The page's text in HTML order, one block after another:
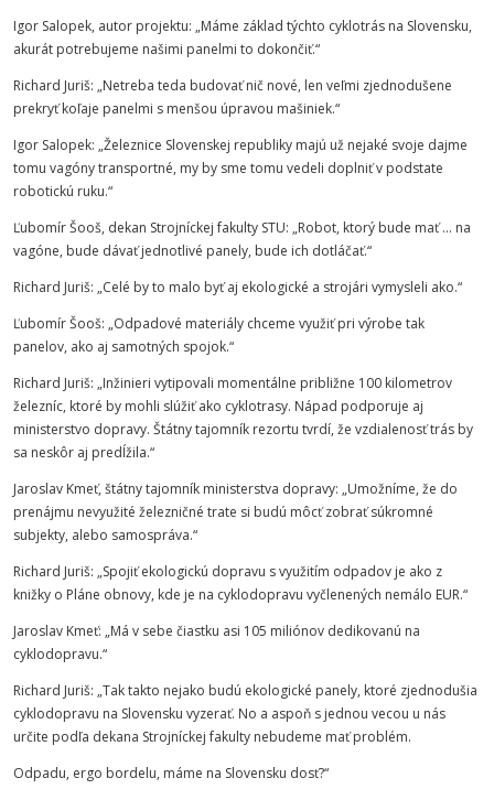
Igor Salopek, autor projektu: „Máme základ týchto cyklotrás na Slovensku,
akurát potrebujeme našimi panelmi to dokončiť.“
Richard Juriš: „Netreba teda budovať nič nové, len veľmi zjednodušene
prekryť koľaje panelmi s menšou úpravou mašiniek.“
Igor Salopek: „Železnice Slovenskej republiky majú už nejaké svoje dajme
tomu vagóny transportné, my by sme tomu vedeli doplniť v podstate
robotickú ruku.“
Ľubomír Šooš, dekan Strojníckej fakulty STU: „Robot, ktorý bude mať … na
vagóne, bude dávať jednotlivé panely, bude ich dotláčať.“
Richard Juriš: „Celé by to malo byť aj ekologické a strojári vymysleli ako.“
Ľubomír Šooš: „Odpadové materiály chceme využiť pri výrobe tak
panelov, ako aj samotných spojok.“
Richard Juriš: „Inžinieri vytipovali momentálne približne 100 kilometrov
železníc, ktoré by mohli slúžiť ako cyklotrasy. Nápad podporuje aj
ministerstvo dopravy. Štátny tajomník rezortu tvrdí, že vzdialenosť trás by
sa neskôr aj predĺžila.“
Jaroslav Kmeť, štátny tajomník ministerstva dopravy: „Umožníme, že do
prenájmu nevyužité železničné trate si budú môcť zobrať súkromné
subjekty, alebo samospráva.“
Richard Juriš: „Spojiť ekologickú dopravu s využitím odpadov je ako z
knižky o Pláne obnovy, kde je na cyklodopravu vyčlenených nemálo EUR.“
Jaroslav Kmeť: „Má v sebe čiastku asi 105 miliónov dedikovanú na
cyklodopravu.“
Richard Juriš: „Tak takto nejako budú ekologické panely, ktoré zjednodušia
cyklodopravu na Slovensku vyzerať. No a aspoň s jednou vecou u nás
určite podľa dekana Strojníckej fakulty nebudeme mať problém.
Odpadu, ergo bordelu, máme na Slovensku dosť?“